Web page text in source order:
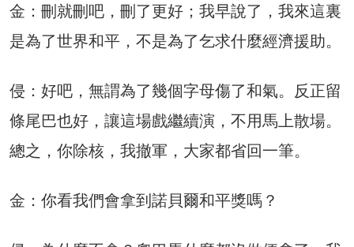
金：刪就刪吧，刪了更好；我早說了，我來這裏
是為了世界和平，不是為了乞求什麼經濟援助。
侵：好吧，無謂為了幾個字母傷了和氣。反正留
條尾巴也好，讓這場戲繼續演，不用馬上散場。
總之，你除核，我撤軍，大家都省回一筆。
金：你看我們會拿到諾貝爾和平獎嗎？